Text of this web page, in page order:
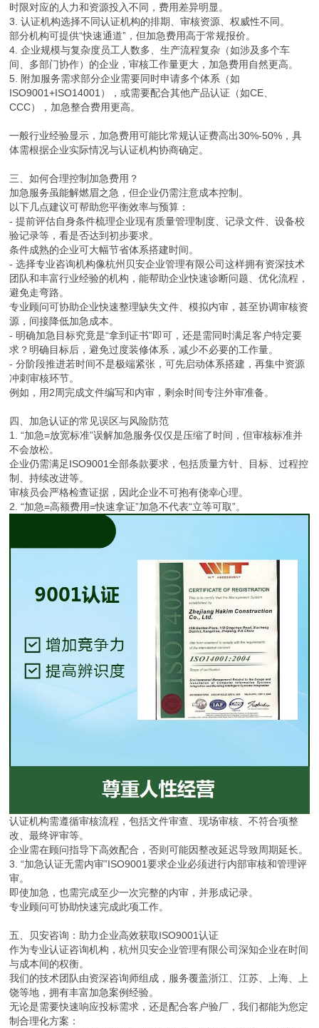
时限对应的人力和资源投入不同，费用差异明显。
3. 认证机构选择不同认证机构的排期、审核资源、权威性不同。
部分机构可提供“快速通道”，但加急费用高于常规报价。
4. 企业规模与复杂度员工人数多、生产流程复杂（如涉及多个车
间、多部门协作）的企业，审核工作量更大，加急费用自然更高。
5. 附加服务需求部分企业需要同时申请多个体系（如
ISO9001+ISO14001），或需要配合其他产品认证（如CE、
CCC），加急整合费用更高。
一般行业经验显示，加急费用可能比常规认证费高出30%-50%，具
体需根据企业实际情况与认证机构协商确定。
三、如何合理控制加急费用？
加急服务虽能解燃眉之急，但企业仍需注意成本控制。
以下几点建议可帮助您平衡效率与预算：
- 提前评估自身条件梳理企业现有质量管理制度、记录文件、设备校
验记录等，看是否达到初步要求。
条件成熟的企业可大幅节省体系搭建时间。
- 选择专业咨询机构像杭州贝安企业管理有限公司这样拥有资深技术
团队和丰富行业经验的机构，能帮助企业快速诊断问题、优化流程，
避免走弯路。
专业顾问可协助企业快速整理缺失文件、模拟内审，甚至协调审核资
源，间接降低加急成本。
- 明确加急目标究竟是“拿到证书”即可，还是需同时满足客户特定要
求？明确目标后，避免过度装修体系，减少不必要的工作量。
- 分阶段推进若时间不是极端紧张，可先启动体系搭建，再集中资源
冲刺审核环节。
例如，用2周完成文件编写和内审，剩余时间专注外审准备。
四、加急认证的常见误区与风险防范
1. “加急=放宽标准”误解加急服务仅仅是压缩了时间，但审核标准并
不会放松。
企业仍需满足ISO9001全部条款要求，包括质量方针、目标、过程控
制、持续改进等。
审核员会严格检查证据，因此企业不可抱有侥幸心理。
2. “加急=高额费用=快速拿证”加急不代表“立等可取”。
认证机构需遵循审核流程，包括文件审查、现场审核、不符合项整
改、最终评审等。
企业需在顾问指导下高效配合，否则可能因整改延迟导致周期延长。
3. “加急认证无需内审”ISO9001要求企业必须进行内部审核和管理评
审。
即使加急，也需完成至少一次完整的内审，并形成记录。
专业顾问可协助快速完成此项工作。
五、贝安咨询：助力企业高效获取ISO9001认证
作为专业认证咨询机构，杭州贝安企业管理有限公司深知企业在时间
与成本间的权衡。
我们的技术团队由资深咨询师组成，服务覆盖浙江、江苏、上海、上
饶等地，拥有丰富加急案例经验。
无论是需要快速响应投标需求，还是配合客户验厂，我们都能为您定
制合理化方案：